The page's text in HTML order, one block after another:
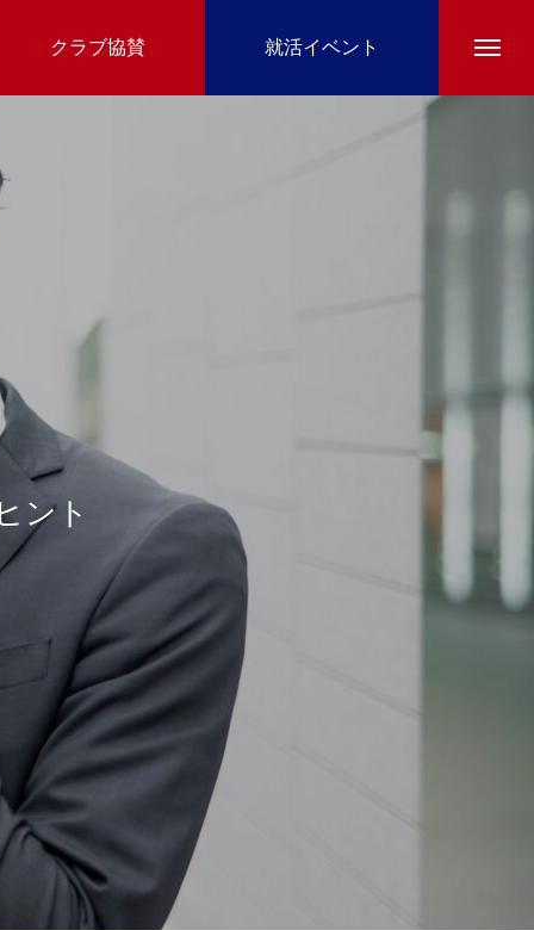
クラブ協賛 就活イベント
選考・面接対策
ント